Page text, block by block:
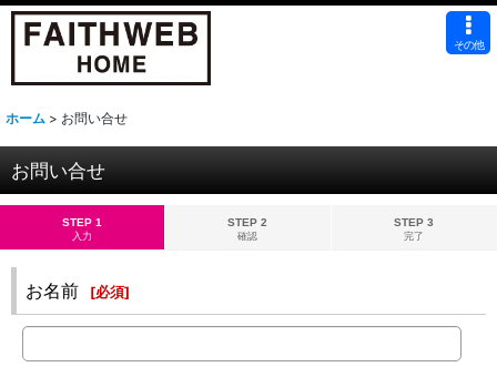
その他
ホーム > お問い合せ
お問い合せ
STEP 1
入力
STEP 2
確認
STEP 3
完了
お名前 [必須]